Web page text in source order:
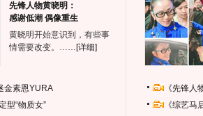
先锋人物黄晓明：
感谢低潮 偶像重生
黄晓明开始意识到，有些事
情需要改变。…… [详细]
金素恩YURA
型“物质女”
《先锋
《综艺